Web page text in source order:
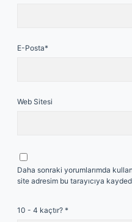
E-Posta*
Web Sitesi
Daha sonraki yorumlarımda
site adresim bu tarayıcıya
10 - 4 kaçtır? *